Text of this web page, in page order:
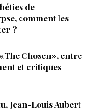
de
comment les
?
Chosen», entre
et critiques
Jean-Louis Aubert